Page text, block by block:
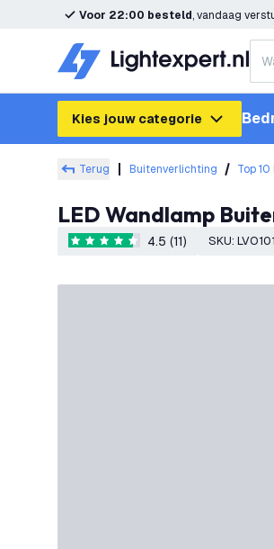
Voor 22:00 besteld, vandaag
Kies jouw categorie
Terug Buitenverlichting Top
LED Wandlamp
4.5 score sterren4.5 (11) SKU: